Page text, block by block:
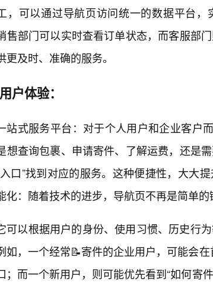
，可以通过导航页访问统一的数据平台
售部门可以实时查看订单状态，而客服部
更及时、准确的服务。
户体验：
站式服务平台：对于个人用户和企业客户
想查询包裹、申请寄件、了解运费，还是
口”找到对应的服务。这种便捷性，大大
化：随着技术的进步，导航页不再是简单的
可以根据用户的身份、使用习惯、历史行
如，一个经常📝寄件的企业用户，可能会在
；而一个新用户，则可能优先看到“如何寄